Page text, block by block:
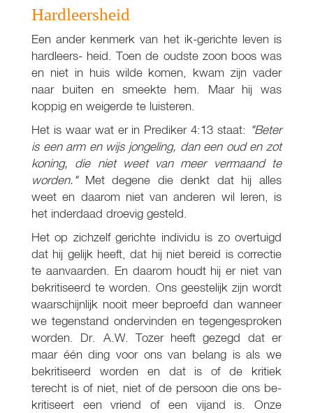
Hardleersheid
Een ander kenmerk van het ik-gerichte leven is
hardleers- heid. Toen de oudste zoon boos was
en niet in huis wilde komen, kwam zijn vader
naar buiten en smeekte hem. Maar hij was
koppig en weigerde te luisteren.
Het is waar wat er in Prediker 4:13 staat: "Beter
is een arm en wijs jongeling, dan een oud en zot
koning, die niet weet van meer vermaand te
worden." Met degene die denkt dat hij alles
weet en daarom niet van anderen wil leren, is
het inderdaad droevig gesteld.
Het op zichzelf gerichte individu is zo overtuigd
dat hij gelijk heeft, dat hij niet bereid is correctie
te aanvaarden. En daarom houdt hij er niet van
bekritiseerd te worden. Ons geestelijk zijn wordt
waarschijnlijk nooit meer beproefd dan wanneer
we tegenstand ondervinden en tegengesproken
worden. Dr. A.W. Tozer heeft gezegd dat er
maar één ding voor ons van belang is als we
bekritiseerd worden en dat is of de kritiek
terecht is of niet, niet of de persoon die ons be-
kritiseert een vriend of een vijand is. Onze